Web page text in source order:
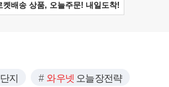
단지 와우넷 오늘장전략